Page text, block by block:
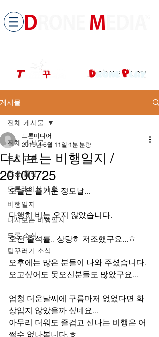
게시물
전체 게시물
드론 교육
항공 촬영
드론레이싱 대회
비행일지
다시보는 비행일지
드론 소식
팀꾸러기 소식
전체 게시물
다시보는 비행일지 /
20100725
드론미디어
2019년 6월 11일 1분 분량
오늘은 즐거운 정모날...
다행히 비는 오지 않았습니다.
오전 출석률.. 상당히 저조했구요...ㅎ
오후에는 많은 분들이 나와 주셨습니다.
오고싶어도 못오신분들도 많았구요...
엄청 더운날씨에 구름마저 없었다면 화
상입지 않았을까 싶네요...
아무리 더워도 즐겁고 신나는 비행은 어
쩔수 없나봅니다.ㅎ